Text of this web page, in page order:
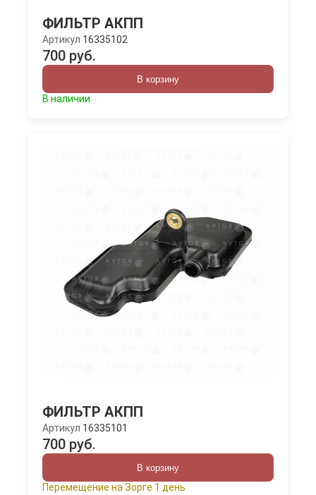
ФИЛЬТР АКПП
Артикул 16335102
700 руб.
В корзину
В наличии
ФИЛЬТР АКПП
Артикул 16335101
700 руб.
В корзину
Перемещение на Зорге 1 день